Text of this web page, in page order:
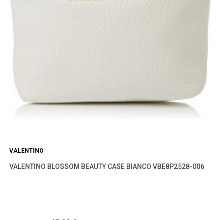
VALENTINO
VALENTINO BLOSSOM BEAUTY CASE BIANCO VBE8P2528-006